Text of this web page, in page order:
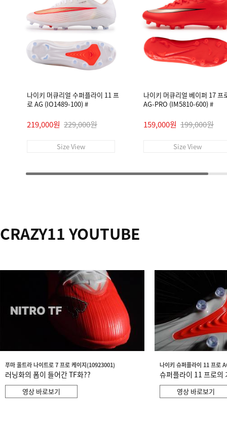
나이키 머큐리얼 수퍼플라이 11 프
로 AG (IO1489-100) #
219,000원 229,000원
Size View
나이키 머큐리얼 베이퍼 17 프
AG-PRO (IM5810-600) #
159,000원 199,000원
Size View
CRAZY11 YOUTUBE
푸마 울트라 나이트로 7 프로 케이지(10923001)
러닝화의 폼이 들어간 TF화??
영상 바로보기
나이키 슈퍼플라이 11 프로
슈퍼플라이 11 프로의
영상 바로보기